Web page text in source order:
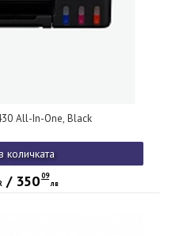
All-In-One, Black
количката
/ 35009
лв